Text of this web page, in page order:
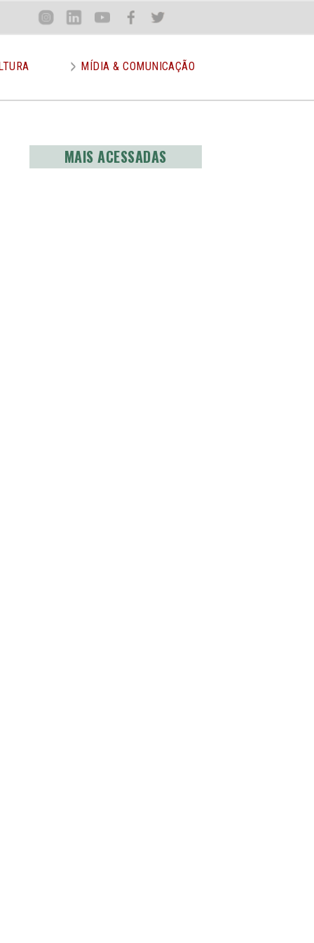
Inst Lin You Face Twit
MÍDIA & COMUNICAÇÃO
MAIS ACESSADAS